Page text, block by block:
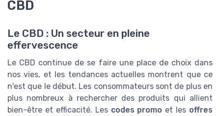
CBD
Le CBD : Un secteur en pleine
effervescence
Le CBD continue de se faire une place de choix dans
nos vies, et les tendances actuelles montrent que ce
n'est que le début. Les consommateurs sont de plus en
plus nombreux à rechercher des produits qui allient
bien-être et efficacité. Les codes promo et les offres